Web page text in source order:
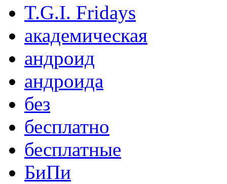
T.G.I. Fridays
академическая
андроид
андроида
без
бесплатно
бесплатные
БиПи